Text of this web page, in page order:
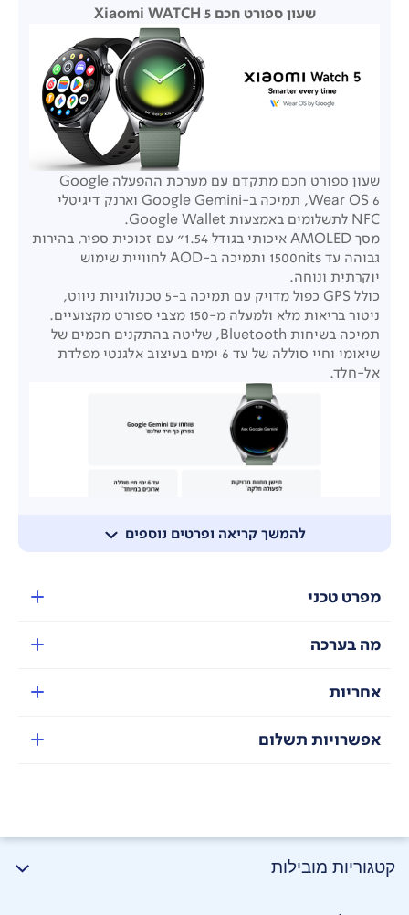
להמשך קריאה ופרטים נוספים
שעון ספורט חכם Xiaomi WATCH 5
שעון ספורט חכם מתקדם עם מערכת ההפעלה Google
Wear OS 6, תמיכה ב-Google Gemini וארנק דיגיטלי
NFC לתשלומים באמצעות Google Wallet.
מסך AMOLED איכותי בגודל 1.54" עם זכוכית ספיר, בהירות
גבוהה עד 1500nits ותמיכה ב-AOD לחוויית שימוש
יוקרתית ונוחה.
כולל GPS כפול מדויק עם תמיכה ב-5 טכנולוגיות ניווט,
ניטור בריאות מלא ולמעלה מ-150 מצבי ספורט מקצועיים.
תמיכה בשיחות Bluetooth, שליטה בהתקנים חכמים של
שיאומי וחיי סוללה של עד 6 ימים בעיצוב אלגנטי מפלדת
אל-חלד.
מפרט טכני
מה בערכה
אחריות
אפשרויות תשלום
קטגוריות מובילות